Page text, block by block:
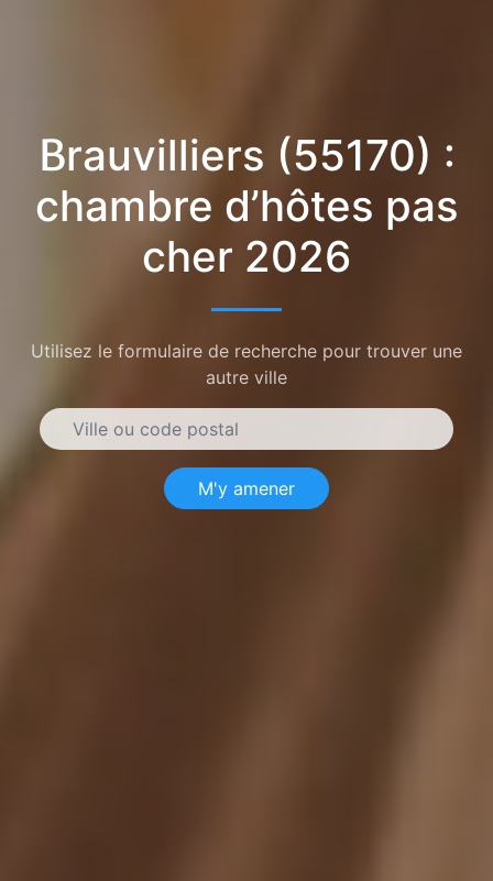
Brauvilliers (55170) :
chambre d’hôtes pas
cher 2026
Utilisez le formulaire de recherche pour trouver une
autre ville
M'y amener